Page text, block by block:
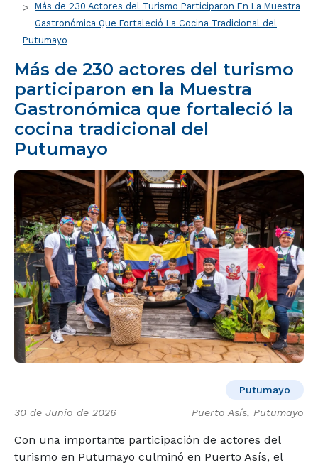
Más de 230 Actores del Turismo Participaron En La Muestra
Gastronómica Que Fortaleció La Cocina Tradicional del
Putumayo
Más de 230 actores del turismo
participaron en la Muestra
Gastronómica que fortaleció la
cocina tradicional del
Putumayo
Putumayo
30 de Junio de 2026 Puerto Asís, Putumayo
Con una importante participación de actores del
turismo en Putumayo culminó en Puerto Asís, el